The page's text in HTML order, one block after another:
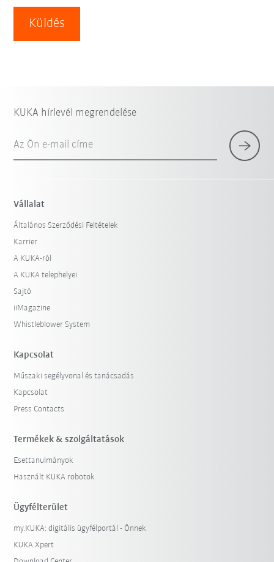
Küldés
KUKA hírlevél megrendelése
Az Ön e-mail címe
Vállalat
Általános Szerződési Feltételek
Karrier
A KUKA-ról
A KUKA telephelyei
Sajtó
iiMagazine
Whistleblower System
Kapcsolat
Műszaki segélyvonal és tanácsadás
Kapcsolat
Press Contacts
Termékek & szolgáltatások
Esettanulmányok
Használt KUKA robotok
Ügyfélterület
my.KUKA: digitális ügyfélportál - Önnek
KUKA Xpert